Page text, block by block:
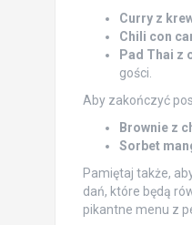
Curry z
Chili con
Pad Thai z
gości.
Aby zakończyć
Brownie z
Sorbet
Pamiętaj także,
dań, które będą
pikantne menu z